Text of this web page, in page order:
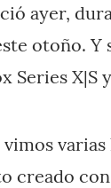
ayer,
otoño. Y
Series X|S
creado